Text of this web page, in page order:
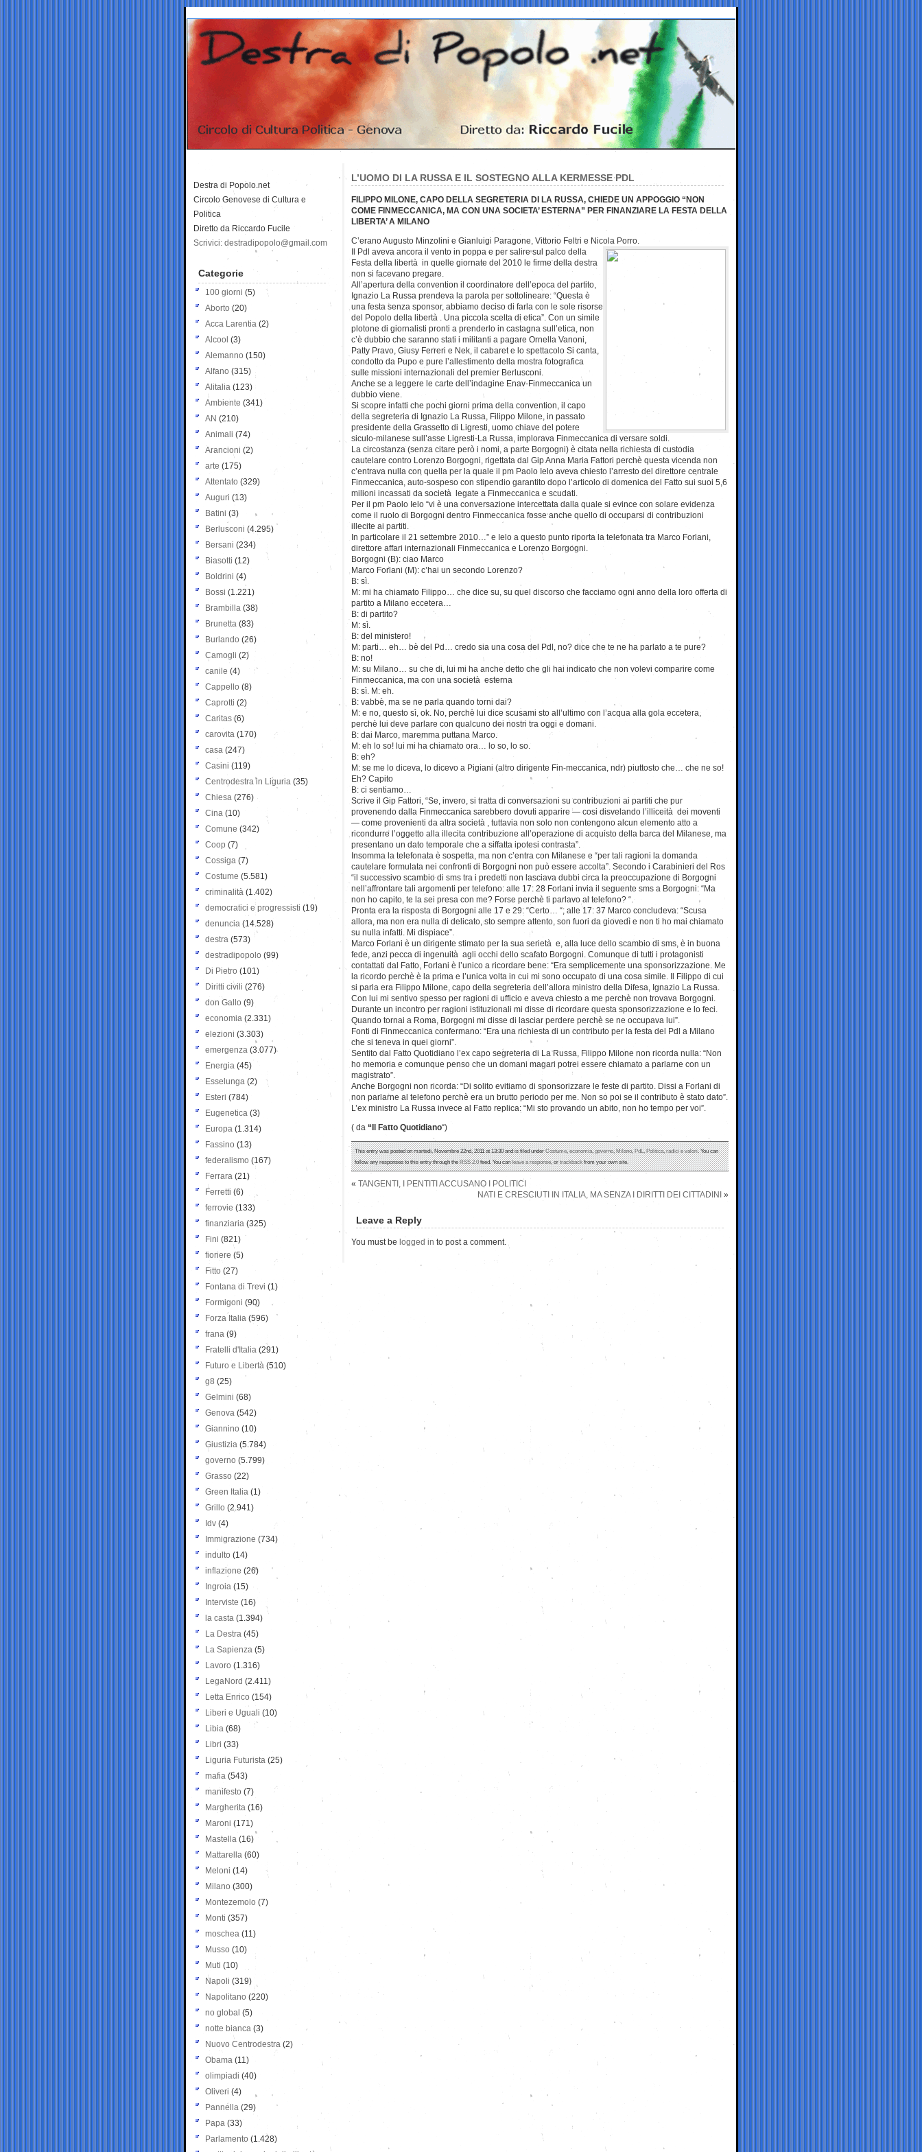
L’UOMO DI LA RUSSA E IL SOSTEGNO ALLA KERMESSE PDL
FILIPPO MILONE, CAPO DELLA SEGRETERIA DI LA RUSSA, CHIEDE UN APPOGGIO “NON
COME FINMECCANICA, MA CON UNA SOCIETA’ ESTERNA” PER FINANZIARE LA FESTA DELLA
LIBERTA’ A MILANO
C’erano Augusto Minzolini e Gianluigi Paragone, Vittorio Feltri e Nicola Porro.
Il Pdl aveva ancora il vento in poppa e per salire sul palco della
Festa della libertà in quelle giornate del 2010 le firme della destra
non si facevano pregare.
All’apertura della convention il coordinatore dell’epoca del partito,
Ignazio La Russa prendeva la parola per sottolineare: “Questa è
una festa senza sponsor, abbiamo deciso di farla con le sole risorse
del Popolo della libertà . Una piccola scelta di etica”. Con un simile
plotone di giornalisti pronti a prenderlo in castagna sull’etica, non
c’è dubbio che saranno stati i militanti a pagare Ornella Vanoni,
Patty Pravo, Giusy Ferreri e Nek, il cabaret e lo spettacolo Si canta,
condotto da Pupo e pure l’allestimento della mostra fotografica
sulle missioni internazionali del premier Berlusconi.
Anche se a leggere le carte dell’indagine Enav-Finmeccanica un
dubbio viene.
Si scopre infatti che pochi giorni prima della convention, il capo
della segreteria di Ignazio La Russa, Filippo Milone, in passato
presidente della Grassetto di Ligresti, uomo chiave del potere
siculo-milanese sull’asse Ligresti-La Russa, implorava Finmeccanica di versare soldi.
La circostanza (senza citare però i nomi, a parte Borgogni) è citata nella richiesta di custodia
cautelare contro Lorenzo Borgogni, rigettata dal Gip Anna Maria Fattori perchè questa vicenda non
c’entrava nulla con quella per la quale il pm Paolo Ielo aveva chiesto l’arresto del direttore centrale
Finmeccanica, auto-sospeso con stipendio garantito dopo l’articolo di domenica del Fatto sui suoi 5,6
milioni incassati da società legate a Finmeccanica e scudati.
Per il pm Paolo Ielo “vi è una conversazione intercettata dalla quale si evince con solare evidenza
come il ruolo di Borgogni dentro Finmeccanica fosse anche quello di occuparsi di contribuzioni
illecite ai partiti.
In particolare il 21 settembre 2010…” e Ielo a questo punto riporta la telefonata tra Marco Forlani,
direttore affari internazionali Finmeccanica e Lorenzo Borgogni.
Borgogni (B): ciao Marco
Marco Forlani (M): c’hai un secondo Lorenzo?
B: sì.
M: mi ha chiamato Filippo… che dice su, su quel discorso che facciamo ogni anno della loro offerta di
partito a Milano eccetera…
B: di partito?
M: sì.
B: del ministero!
M: parti… eh… bè del Pd… credo sia una cosa del Pdl, no? dice che te ne ha parlato a te pure?
B: no!
M: su Milano… su che di, lui mi ha anche detto che gli hai indicato che non volevi comparire come
Finmeccanica, ma con una società esterna
B: sì. M: eh.
B: vabbè, ma se ne parla quando torni dai?
M: e no, questo sì, ok. No, perchè lui dice scusami sto all’ultimo con l’acqua alla gola eccetera,
perchè lui deve parlare con qualcuno dei nostri tra oggi e domani.
B: dai Marco, maremma puttana Marco.
M: eh lo so! lui mi ha chiamato ora… lo so, lo so.
B: eh?
M: se me lo diceva, lo dicevo a Pigiani (altro dirigente Fin-meccanica, ndr) piuttosto che… che ne so!
Eh? Capito
B: ci sentiamo…
Scrive il Gip Fattori, “Se, invero, si tratta di conversazioni su contribuzioni ai partiti che pur
provenendo dalla Finmeccanica sarebbero dovuti apparire — cosi disvelando l’illiceità dei moventi
— come provenienti da altra società , tuttavia non solo non contengono alcun elemento atto a
ricondurre l’oggetto alla illecita contribuzione all’operazione di acquisto della barca del Milanese, ma
presentano un dato temporale che a siffatta ipotesi contrasta”.
Insomma la telefonata è sospetta, ma non c’entra con Milanese e “per tali ragioni la domanda
cautelare formulata nei confronti di Borgogni non può essere accolta”. Secondo i Carabinieri del Ros
“il successivo scambio di sms tra i predetti non lasciava dubbi circa la preoccupazione di Borgogni
nell’affrontare tali argomenti per telefono: alle 17: 28 Forlani invia il seguente sms a Borgogni: “Ma
non ho capito, te la sei presa con me? Forse perchè ti parlavo al telefono? “.
Pronta era la risposta di Borgogni alle 17 e 29: “Certo… “; alle 17: 37 Marco concludeva: “Scusa
allora, ma non era nulla di delicato, sto sempre attento, son fuori da giovedì e non ti ho mai chiamato
su nulla infatti. Mi dispiace”.
Marco Forlani è un dirigente stimato per la sua serietà e, alla luce dello scambio di sms, è in buona
fede, anzi pecca di ingenuità agli occhi dello scafato Borgogni. Comunque di tutti i protagonisti
contattati dal Fatto, Forlani è l’unico a ricordare bene: “Era semplicemente una sponsorizzazione. Me
la ricordo perchè è la prima e l’unica volta in cui mi sono occupato di una cosa simile. Il Filippo di cui
si parla era Filippo Milone, capo della segreteria dell’allora ministro della Difesa, Ignazio La Russa.
Con lui mi sentivo spesso per ragioni di ufficio e aveva chiesto a me perchè non trovava Borgogni.
Durante un incontro per ragioni istituzionali mi disse di ricordare questa sponsorizzazione e lo feci.
Quando tornai a Roma, Borgogni mi disse di lasciar perdere perchè se ne occupava lui”.
Fonti di Finmeccanica confermano: “Era una richiesta di un contributo per la festa del Pdl a Milano
che si teneva in quei giorni”.
Sentito dal Fatto Quotidiano l’ex capo segreteria di La Russa, Filippo Milone non ricorda nulla: “Non
ho memoria e comunque penso che un domani magari potrei essere chiamato a parlarne con un
magistrato”.
Anche Borgogni non ricorda: “Di solito evitiamo di sponsorizzare le feste di partito. Dissi a Forlani di
non parlarne al telefono perchè era un brutto periodo per me. Non so poi se il contributo è stato dato”.
L’ex ministro La Russa invece al Fatto replica: “Mi sto provando un abito, non ho tempo per voi”.
( da “Il Fatto Quotidiano“)
This entry was posted on martedì, Novembre 22nd, 2011 at 13:30 and is filed underCostume,economia,governo,Milano,PdL,Politica,radici e valori. You can
follow any responses to this entry through theRSS 2.0feed. You canleave a response, ortrackbackfrom your own site.
« TANGENTI, I PENTITI ACCUSANO I POLITICI
NATI E CRESCIUTI IN ITALIA, MA SENZA I DIRITTI DEI CITTADINI »
Leave a Reply
You must be logged in to post a comment.
Destra di Popolo.net
Circolo Genovese di Cultura e
Politica
Diretto da Riccardo Fucile
Scrivici: destradipopolo@gmail.com
Categorie
100 giorni (5)
Aborto (20)
Acca Larentia (2)
Alcool (3)
Alemanno (150)
Alfano (315)
Alitalia (123)
Ambiente (341)
AN (210)
Animali (74)
Arancioni (2)
arte (175)
Attentato (329)
Auguri (13)
Batini (3)
Berlusconi (4.295)
Bersani (234)
Biasotti (12)
Boldrini (4)
Bossi (1.221)
Brambilla (38)
Brunetta (83)
Burlando (26)
Camogli (2)
canile (4)
Cappello (8)
Caprotti (2)
Caritas (6)
carovita (170)
casa (247)
Casini (119)
Centrodestra in Liguria (35)
Chiesa (276)
Cina (10)
Comune (342)
Coop (7)
Cossiga (7)
Costume (5.581)
criminalità (1.402)
democratici e progressisti (19)
denuncia (14.528)
destra (573)
destradipopolo (99)
Di Pietro (101)
Diritti civili (276)
don Gallo (9)
economia (2.331)
elezioni (3.303)
emergenza (3.077)
Energia (45)
Esselunga (2)
Esteri (784)
Eugenetica (3)
Europa (1.314)
Fassino (13)
federalismo (167)
Ferrara (21)
Ferretti (6)
ferrovie (133)
finanziaria (325)
Fini (821)
fioriere (5)
Fitto (27)
Fontana di Trevi (1)
Formigoni (90)
Forza Italia (596)
frana (9)
Fratelli d'Italia (291)
Futuro e Libertà (510)
g8 (25)
Gelmini (68)
Genova (542)
Giannino (10)
Giustizia (5.784)
governo (5.799)
Grasso (22)
Green Italia (1)
Grillo (2.941)
Idv (4)
Immigrazione (734)
indulto (14)
inflazione (26)
Ingroia (15)
Interviste (16)
la casta (1.394)
La Destra (45)
La Sapienza (5)
Lavoro (1.316)
LegaNord (2.411)
Letta Enrico (154)
Liberi e Uguali (10)
Libia (68)
Libri (33)
Liguria Futurista (25)
mafia (543)
manifesto (7)
Margherita (16)
Maroni (171)
Mastella (16)
Mattarella (60)
Meloni (14)
Milano (300)
Montezemolo (7)
Monti (357)
moschea (11)
Musso (10)
Muti (10)
Napoli (319)
Napolitano (220)
no global (5)
notte bianca (3)
Nuovo Centrodestra (2)
Obama (11)
olimpiadi (40)
Oliveri (4)
Pannella (29)
Papa (33)
Parlamento (1.428)